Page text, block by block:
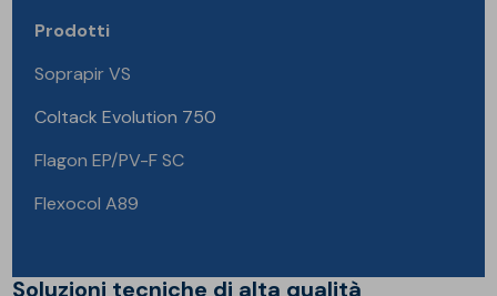
Prodotti
Soprapir VS
Coltack Evolution 750
Flagon EP/PV-F SC
Flexocol A89
Soluzioni tecniche di alta qualità